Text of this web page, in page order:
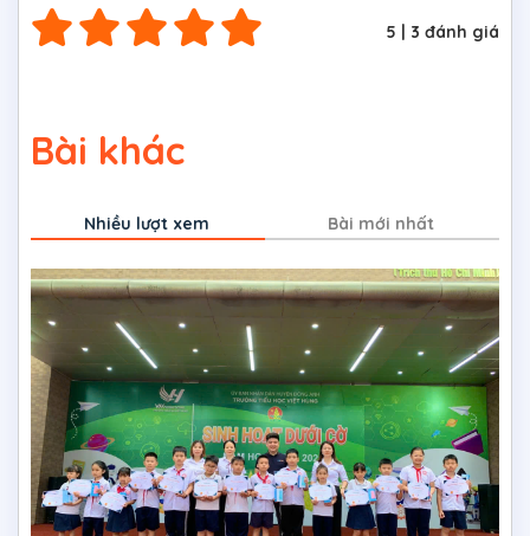
5 | 3 đánh giá
Bài khác
Nhiều lượt xem Bài mới nhất